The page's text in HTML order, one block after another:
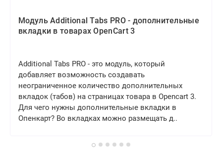
Модуль Additional Tabs PRO - дополнительные
вкладки в товарах OpenCart 3
Additional Tabs PRO - это модуль, который
добавляет возможность создавать
неограниченное количество дополнительных
вкладок (табов) на страницах товара в Opencart 3.
Для чего нужны дополнительные вкладки в
Опенкарт? Во вкладках можно размещать д..